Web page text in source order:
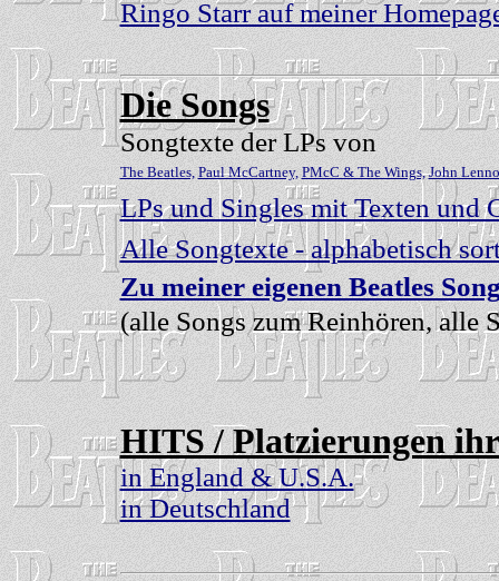
Ringo Starr auf meiner
Die Songs
Songtexte der LPs von
The Beatles, Paul McCartney, PMcC & The Wings, John
LPs und Singles mit Texten und
Alle Songtexte - alphabetisch
Zu meiner eigenen Beatles
(alle Songs zum Reinhören, alle
HITS / Platzierungen
in England & U.S.A.
in Deutschland